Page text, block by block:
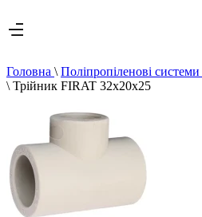
Головна \ Поліпропіленові системи
\ Трійник FIRAT 32х20х25